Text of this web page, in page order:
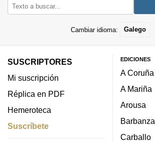
Cambiar idioma: Galego
SUSCRIPTORES
Mi suscripción
Réplica en PDF
Hemeroteca
Suscríbete
EDICIONES
A Coruña
A Mariña
Arousa
Barbanza
Carballo